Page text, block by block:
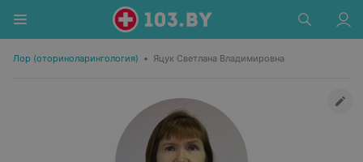
Лор (оториноларингология) • Яцук Светлана Владимировна